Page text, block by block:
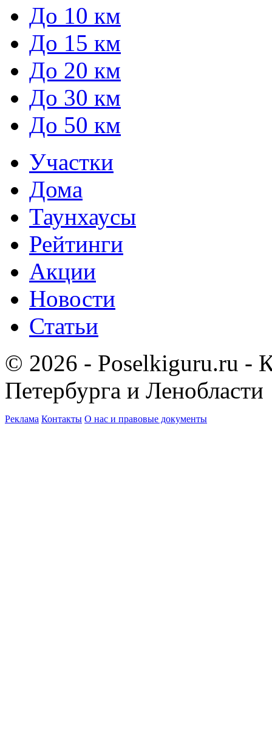
До 10 км
До 15 км
До 20 км
До 30 км
До 50 км
Участки
Дома
Таунхаусы
Рейтинги
Акции
Новости
Статьи
© 2026 - Poselkiguru.ru -
Петербурга и Ленобласти
Реклама Контакты О нас и правовые документы